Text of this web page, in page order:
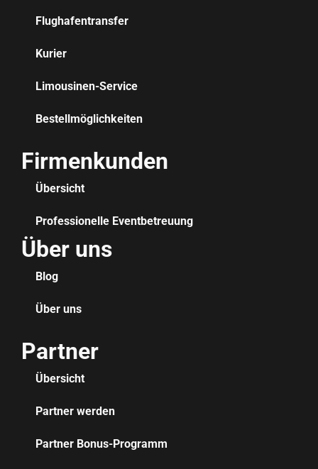
Flughafentransfer
Kurier
Limousinen-Service
Bestellmöglichkeiten
Firmenkunden
Übersicht
Professionelle Eventbetreuung
Über uns
Blog
Über uns
Partner
Übersicht
Partner werden
Partner Bonus-Programm